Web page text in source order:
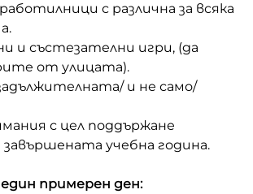
с различна за всяка
и състезателни игри, (да
от улицата).
и не само/
с цел поддържане
учебна година.
един примерен ден: